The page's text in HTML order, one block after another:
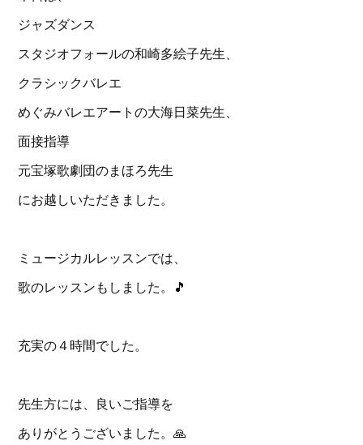
ジャズダンス
スタジオフォールの和崎多絵子先生、
クラシックバレエ
めぐみバレエアートの大海日菜先生、
面接指導
元宝塚歌劇団のまほろ先生
にお越しいただきました。
ミュージカルレッスンでは、
歌のレッスンもしました。🎵
充実の４時間でした。
先生方には、良いご指導を
ありがとうございました。🙏